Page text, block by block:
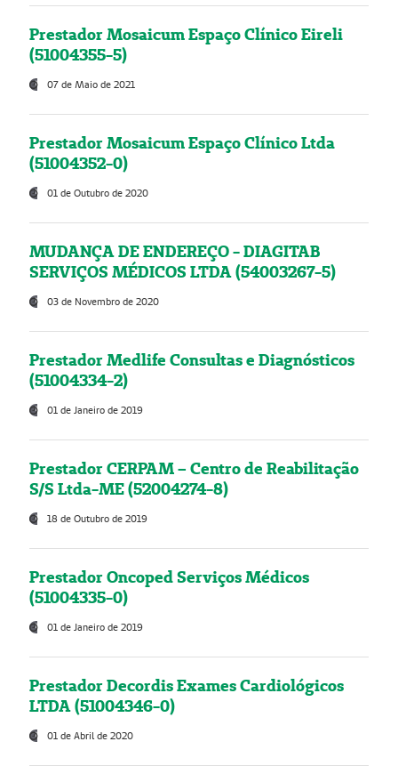
Prestador Mosaicum Espaço Clínico Eireli
(51004355-5)
07 de Maio de 2021
Prestador Mosaicum Espaço Clínico Ltda
(51004352-0)
01 de Outubro de 2020
MUDANÇA DE ENDEREÇO - DIAGITAB
SERVIÇOS MÉDICOS LTDA (54003267-5)
03 de Novembro de 2020
Prestador Medlife Consultas e Diagnósticos
(51004334-2)
01 de Janeiro de 2019
Prestador CERPAM – Centro de Reabilitação
S/S Ltda-ME (52004274-8)
18 de Outubro de 2019
Prestador Oncoped Serviços Médicos
(51004335-0)
01 de Janeiro de 2019
Prestador Decordis Exames Cardiológicos
LTDA (51004346-0)
01 de Abril de 2020